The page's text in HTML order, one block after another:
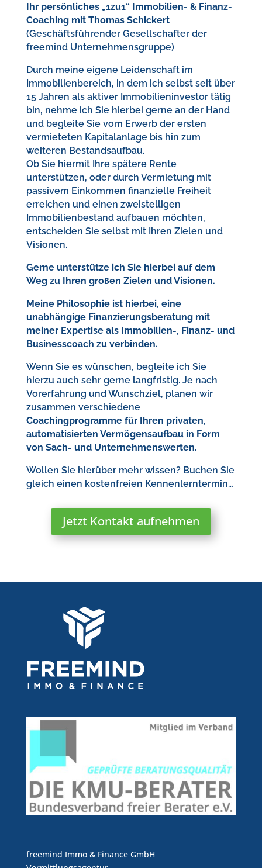
Ihr persönliches „1zu1“ Immobilien- & Finanz-
Coaching mit Thomas Schickert
(Geschäftsführender Gesellschafter der
freemind Unternehmensgruppe)
Durch meine eigene Leidenschaft im
Immobilienbereich, in dem ich selbst seit über
15 Jahren als aktiver Immobilieninvestor tätig
bin, nehme ich Sie hierbei gerne an der Hand
und begleite Sie vom Erwerb der ersten
vermieteten Kapitalanlage bis hin zum
weiteren Bestandsaufbau.
Ob Sie hiermit Ihre spätere Rente
unterstützen, oder durch Vermietung mit
passivem Einkommen finanzielle Freiheit
erreichen und einen zweistelligen
Immobilienbestand aufbauen möchten,
entscheiden Sie selbst mit Ihren Zielen und
Visionen.
Gerne unterstütze ich Sie hierbei auf dem
Weg zu Ihren großen Zielen und Visionen.
Meine Philosophie ist hierbei, eine
unabhängige Finanzierungsberatung mit
meiner Expertise als Immobilien-, Finanz- und
Businesscoach zu verbinden.
Wenn Sie es wünschen, begleite ich Sie
hierzu auch sehr gerne langfristig. Je nach
Vorerfahrung und Wunschziel, planen wir
zusammen verschiedene
Coachingprogramme für Ihren privaten,
automatisierten Vermögensaufbau in Form
von Sach- und Unternehmenswerten.
Wollen Sie hierüber mehr wissen? Buchen Sie
gleich einen kostenfreien Kennenlerntermin…
Jetzt Kontakt aufnehmen
freemind Immo & Finance GmbH